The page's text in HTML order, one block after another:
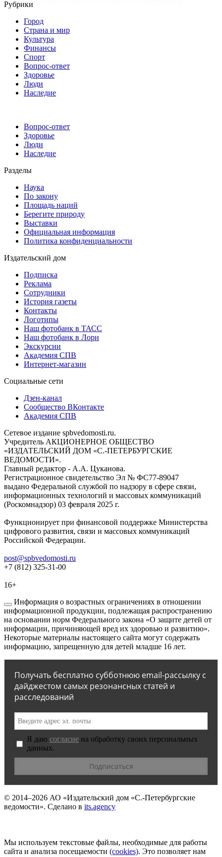
Рубрики
Город
Страна и мир
Культура
Финансы
Спорт
Вопрос-ответ
Здоровье
Люди
Наследие
Вопрос-ответ
Здоровье
Люди
Наследие
Разделы
Наука
По закону
Площадь наций
Берегите природу
Выставки
Официальная информация
Политика конфиденциальности
Издательский дом
Подписка
Реклама
Сотрудники
История газеты
Контакты
Логотипы
Наш фотобанк в ТАСС
Наш фотобанк в Лори
Экскурсии
Академия СПВ
Интернет-магазин
Социальные сети
Дзен-канал
Сообщество ВКонтакте
Академия СПВ
Сетевое издание spbvedomosti.ru.
Учредитель АКЦИОНЕРНОЕ ОБЩЕСТВО
«ИЗДАТЕЛЬСКИЙ ДОМ «С.-ПЕТЕРБУРГСКИЕ
ВЕДОМОСТИ».
Главный редактор - А.А. Цуканова.
Регистрационное свидетельство Эл № ФС77-89047
выдано Федеральной службой по надзору в сфере связи,
информационных технологий и массовых коммуникаций
(Роскомнадзор) 03 февраля 2025 г.
Функционирует при финансовой поддержке Министерства
цифрового развития, связи и массовых коммуникаций
Российской Федерации.
post@spbvedomosti.ru
+7 (812) 325-31-00
16+
Информация о возрастных ограничениях в отношении
информационной продукции, подлежащая распространению
на основании норм Федерального закона «О защите детей от
информации, причиняющей вред их здоровью и развитию».
Некоторые материалы настоящего сайта могут содержать
информацию, запрещенную для детей младше 16 лет.
Получать бесплатно субботнюю email-рассылку с
дайджестом самых резонансных статей и
расследований
Я даю согласие на обработку своих персональных
данных.
© 2014–2026 АО «Издательский дом «С.-Петербургские
ведомости». Сделано в its.agency
Мы используем текстовые файлы, необходимые для работы
сайта и анализа посещаемости (сookies). Это позволяет нам